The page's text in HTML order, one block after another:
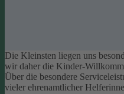
Die Kleinsten liegen uns
wir daher die Kinder-
Über die besondere
vieler ehrenamtlicher